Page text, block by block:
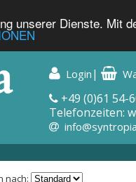
unserer Dienste. Mit
Login |
+49 (0)61 54-
Telefonzeiten:
nach: